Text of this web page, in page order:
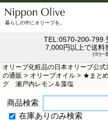
暮らしの中にオリーブを。
TEL:0570-200-799
7,000円以上で送料
(※)一
オリーブ化粧品の日本オリーブ公式
の通販 > オリーブオイル > ★まと
グ 瀬戸内レモン＆藻塩
商品検索
在庫ありのみ検索